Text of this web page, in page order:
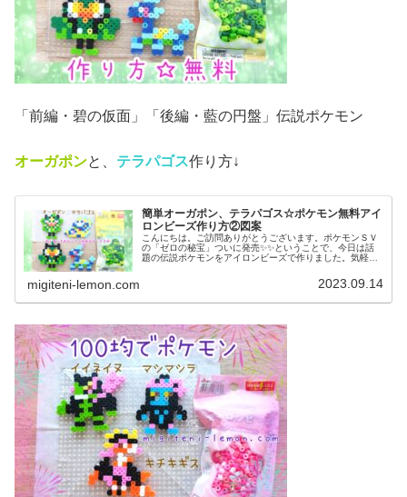
「前編・碧の仮面」「後編・藍の円盤」伝説ポケモン
オーガポンと、 テラパゴス作り方↓
簡単オーガポン、テラパゴス☆ポケモン無料アイ
ロンビーズ作り方②図案
こんにちは。ご訪問ありがとうございます。ポケモンＳＶ
の「ゼロの秘宝」ついに発売✨✨ということで、今日は話
題の伝説ポケモンをアイロンビーズで作りました。気軽に
migiteni-lemon.com 2023.09.14